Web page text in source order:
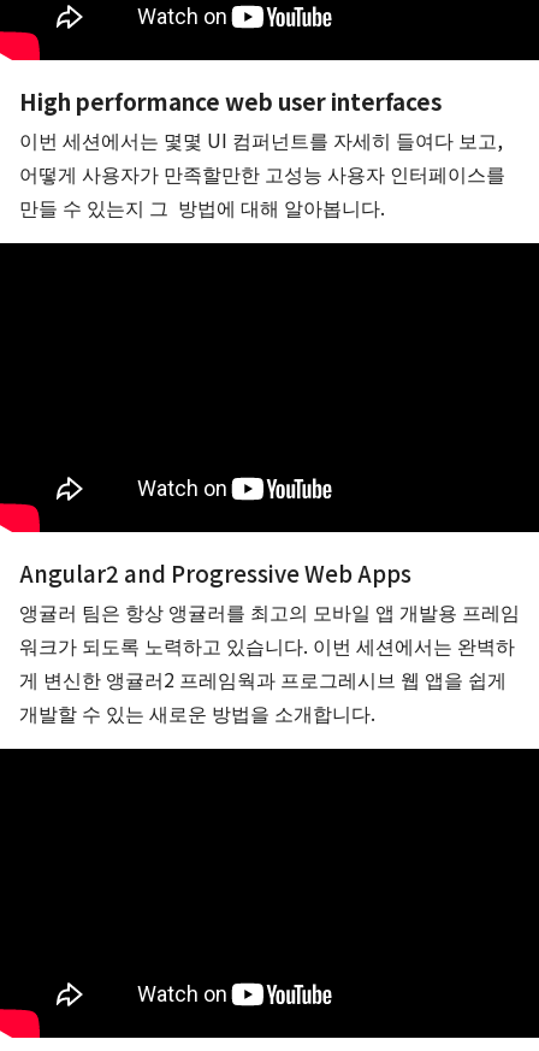
High performance web user interfaces
이번 세션에서는 몇몇 UI 컴퍼넌트를 자세히 들여다 보고,
어떻게 사용자가 만족할만한 고성능 사용자 인터페이스를
만들 수 있는지 그 방법에 대해 알아봅니다.
Angular2 and Progressive Web Apps
앵귤러 팀은 항상 앵귤러를 최고의 모바일 앱 개발용 프레임
워크가 되도록 노력하고 있습니다. 이번 세션에서는 완벽하
게 변신한 앵귤러2 프레임웍과 프로그레시브 웹 앱을 쉽게
개발할 수 있는 새로운 방법을 소개합니다.